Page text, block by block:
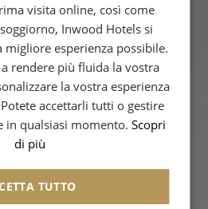
ENGLISH
ITALIAN
GERMAN
SPANISH
CHINESE (SIMPLIFIED)
visita online, così come
Inwood Hotels si
esperienza possibile.
rendere più fluida la vostra
la vostra esperienza
accettarli tutti o gestire
in qualsiasi momento. Scopri
di più
TUTTO